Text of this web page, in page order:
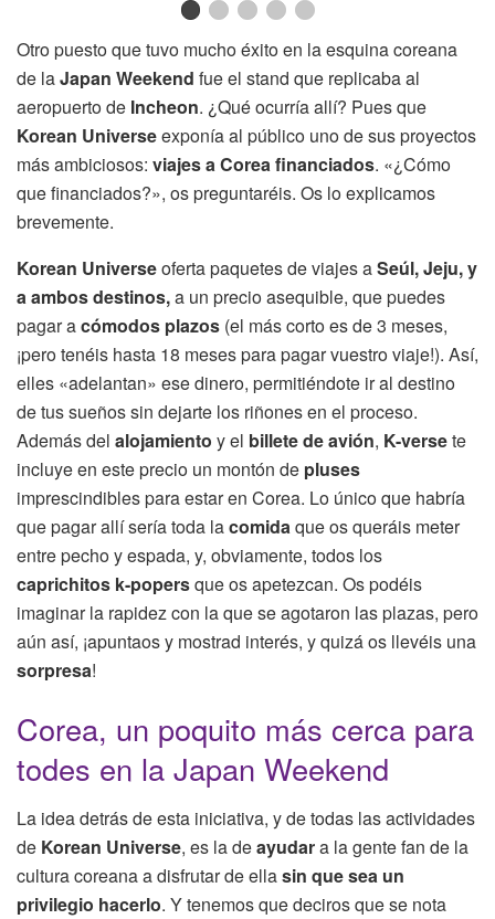
Otro puesto que tuvo mucho éxito en la esquina coreana
de laJapan Weekend fue el stand que replicaba al
aeropuerto de Incheon. ¿Qué ocurría allí? Pues que
Korean Universeexponía al público uno de sus proyectos
más ambiciosos: viajes a Corea financiados. «¿Cómo
que financiados?», os preguntaréis. Os lo explicamos
brevemente.
Korean Universeoferta paquetes de viajes aSeúl, Jeju, y
a ambos destinos,a un precio asequible, que puedes
pagar acómodos plazos (el más corto es de 3 meses,
¡pero tenéis hasta 18 meses para pagar vuestro viaje!). Así,
elles «adelantan» ese dinero, permitiéndote ir al destino
de tus sueños sin dejarte los riñones en el proceso.
Además del alojamiento y el billete de avión, K-versete
incluye en este precio un montón de pluses
imprescindibles para estar en Corea. Lo único que habría
que pagar allí sería toda lacomidaque os queráis meter
entre pecho y espada, y, obviamente, todos los
caprichitos k-popersque os apetezcan. Os podéis
imaginar la rapidez con la que se agotaron las plazas, pero
aún así, ¡apuntaos y mostrad interés, y quizá os llevéis una
sorpresa!
Corea, un poquito más cerca para
todes en la Japan Weekend
La idea detrás de esta iniciativa, y de todas las actividades
de Korean Universe, es la deayudara la gente fan de la
cultura coreana a disfrutar de ellasin que sea un
privilegio hacerlo. Y tenemos que deciros que se nota